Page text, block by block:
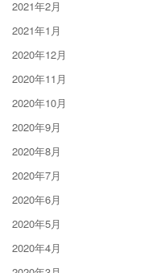
2021年2月
2021年1月
2020年12月
2020年11月
2020年10月
2020年9月
2020年8月
2020年7月
2020年6月
2020年5月
2020年4月